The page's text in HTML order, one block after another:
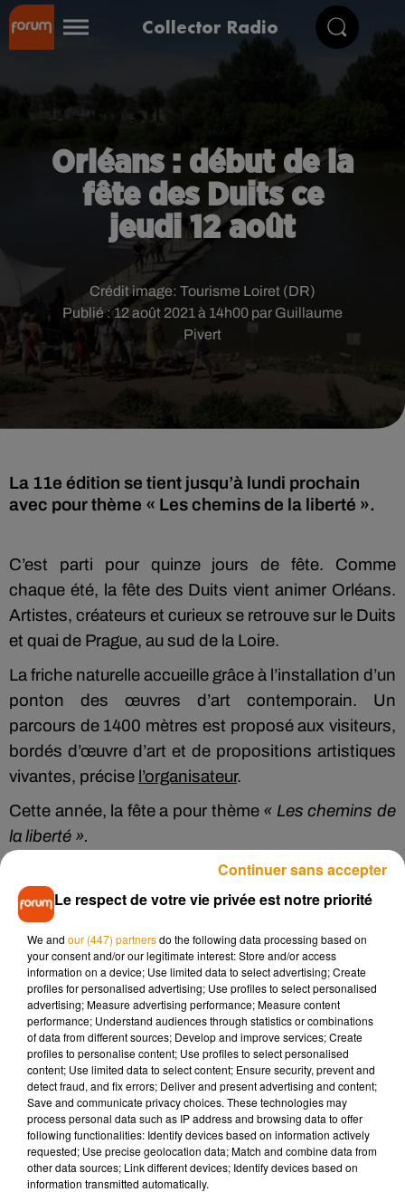
Collector Radio
Orléans : début de la
fête des Duits ce
jeudi 12 août
Publié : 12 août 2021 à 14h00 par Guillaume
Pivert
Crédit image: Tourisme Loiret (DR)
La 11e édition se tient jusqu’à lundi prochain
avec pour thème « Les chemins de la liberté ».
C’est parti pour quinze jours de fête. Comme
chaque été, la fête des Duits vient animer Orléans.
Artistes, créateurs et curieux se retrouve sur le Duits
et quai de Prague, au sud de la Loire.
La friche naturelle accueille grâce à l’installation d’un
ponton des œuvres d’art contemporain. Un
parcours de 1400 mètres est proposé aux visiteurs,
bordés d’œuvre d’art et de propositions artistiques
vivantes, précise l’organisateur.
Cette année, la fête a pour thème « Les chemins de
la liberté ».
Infos pratiques :
L’entrée est payante (3euros) et soumise à la
présentation du pass sanitaire. Le point de vue
aménagé sur les berges est lui gratuit. Des
spectacles y sont proposés chaque soir. La
réservation est obligatoire.
Musique
Le respect de votre vie privée est notre priorité
We and our (447) partnersdo the following data processing based on
your consent and/or our legitimate interest: Store and/or access
information on a device; Use limited data to select advertising; Create
profiles for personalised advertising; Use profiles to select personalised
advertising; Measure advertising performance; Measure content
performance; Understand audiences through statistics or combinations
of data from different sources; Develop and improve services; Create
profiles to personalise content; Use profiles to select personalised
content; Use limited data to select content; Ensure security, prevent and
detect fraud, and fix errors; Deliver and present advertising and content;
Save and communicate privacy choices. These technologies may
process personal data such as IP address and browsing data to offer
following functionalities: Identify devices based on information actively
requested; Use precise geolocation data; Match and combine data from
other data sources; Link different devices; Identify devices based on
information transmitted automatically.
Continuer sans accepter